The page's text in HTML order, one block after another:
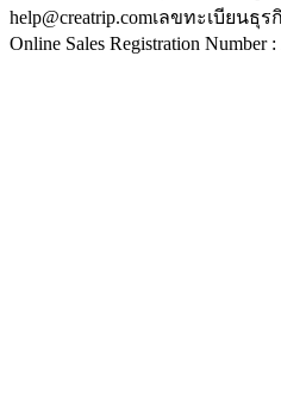
help@creatrip.comเลขทะเบียนธุร
Online Sales Registration Number